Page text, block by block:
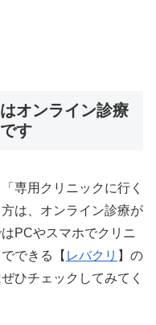
オンライン診療
す
専用クリニックに行く
は、オンライン診療が
PCやスマホでクリニ
できる【 レバクリ 】の
ひチェックしてみてく